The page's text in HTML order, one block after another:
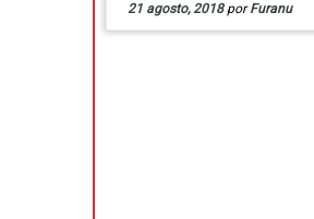
21 agosto, 2018 porFuranu